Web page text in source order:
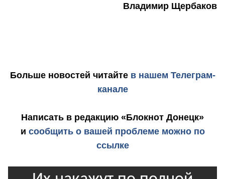
Владимир Щербаков
Больше новостей читайте в нашем Телеграм-
канале
Написать в редакцию «Блокнот Донецк»
и сообщить о вашей проблеме можно по
ссылке